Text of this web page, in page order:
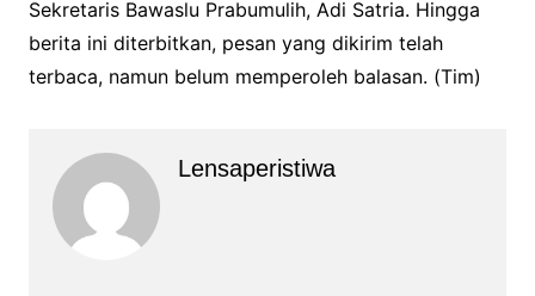
Sekretaris Bawaslu Prabumulih, Adi Satria. Hingga
berita ini diterbitkan, pesan yang dikirim telah
terbaca, namun belum memperoleh balasan. (Tim)
Lensaperistiwa